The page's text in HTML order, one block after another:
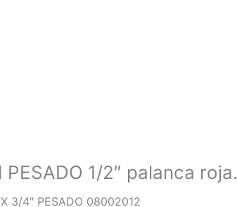
PESADO 1/2″ palanca roja.
3/4″ PESADO 08002012